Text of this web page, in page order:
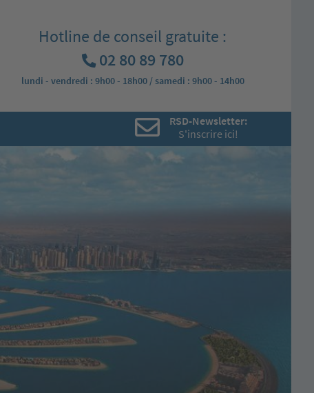
Hotline de conseil gratuite :
02 80 89 780
lundi - vendredi : 9h00 - 18h00 / samedi : 9h00 - 14h00
RSD-Newsletter:
S'inscrire ici!